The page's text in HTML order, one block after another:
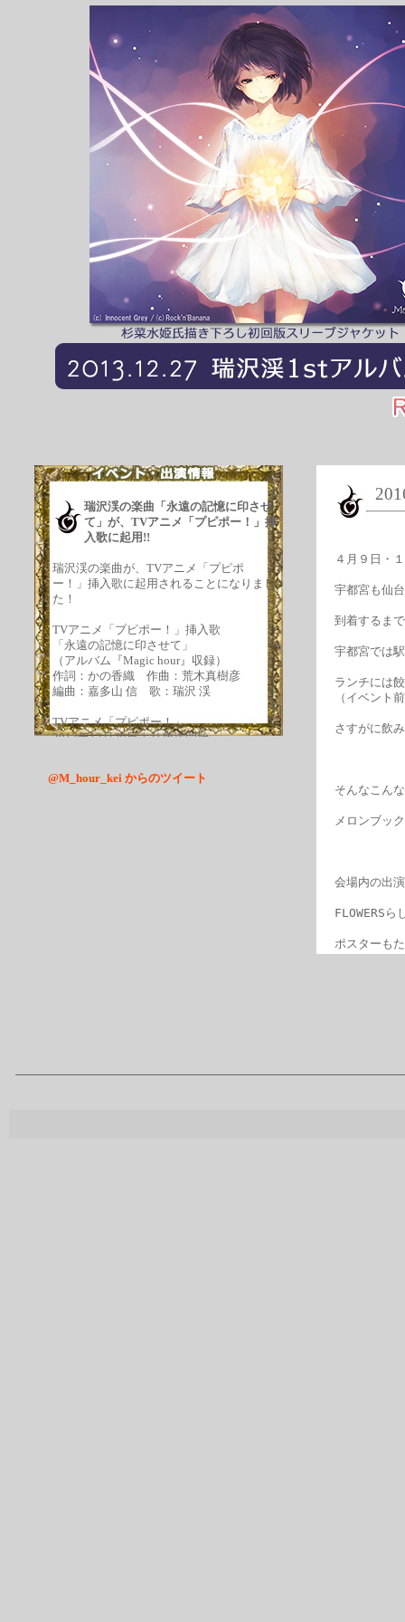
瑞沢渓の楽曲「永遠の記憶に印させ
て」が、TVアニメ「プピポー！」挿
入歌に起用!!
瑞沢渓の楽曲が、TVアニメ「プピポ
ー！」挿入歌に起用されることになりまし
た！
TVアニメ「プピポー！」挿入歌
「永遠の記憶に印させて」
（アルバム『Magic hour』収録）
作詞：かの香織 作曲：荒木真樹彦
編曲：嘉多山 信 歌：瑞沢 渓
TVアニメ「プピポー！」
2013年12月20日より放送開始
４月９日・
宇都宮も仙
到着するま
宇都宮では
ランチには
（イベント
さすがに飲
そんなこん
メロンブッ
会場内の出
FLOWERS
ポスターも
@M_hour_kei からのツイート